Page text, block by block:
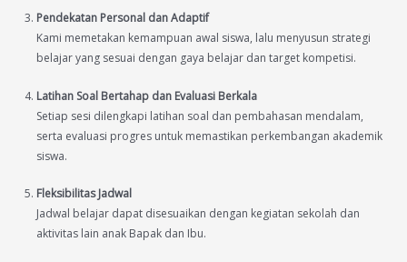
Pendekatan Personal dan Adaptif
Kami memetakan kemampuan awal siswa, lalu menyusun strategi
belajar yang sesuai dengan gaya belajar dan target kompetisi.
Latihan Soal Bertahap dan Evaluasi Berkala
Setiap sesi dilengkapi latihan soal dan pembahasan mendalam,
serta evaluasi progres untuk memastikan perkembangan akademik
siswa.
Fleksibilitas Jadwal
Jadwal belajar dapat disesuaikan dengan kegiatan sekolah dan
aktivitas lain anak Bapak dan Ibu.